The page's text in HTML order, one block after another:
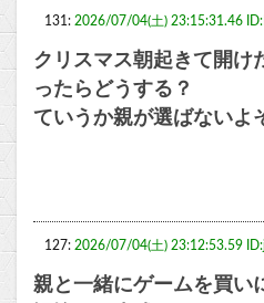
131: 2026/07/04(土) 23:15:31.46
クリスマス朝起きて開け
ったらどうする？
ていうか親が選ばないよ
127: 2026/07/04(土) 23:12:53.59
親と一緒にゲームを買い